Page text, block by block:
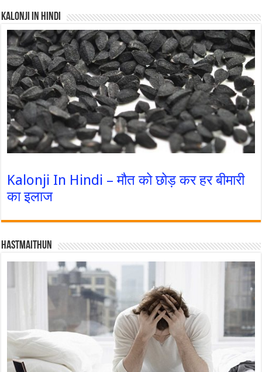
Kalonji In Hindi
Kalonji In Hindi – मौत को छोड़ कर हर बीमारी
का इलाज
Hastmaithun